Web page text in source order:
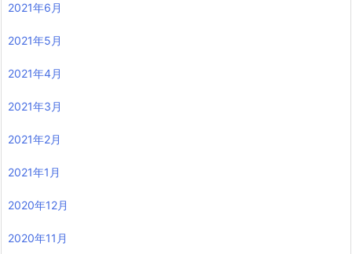
2021年6月
2021年5月
2021年4月
2021年3月
2021年2月
2021年1月
2020年12月
2020年11月